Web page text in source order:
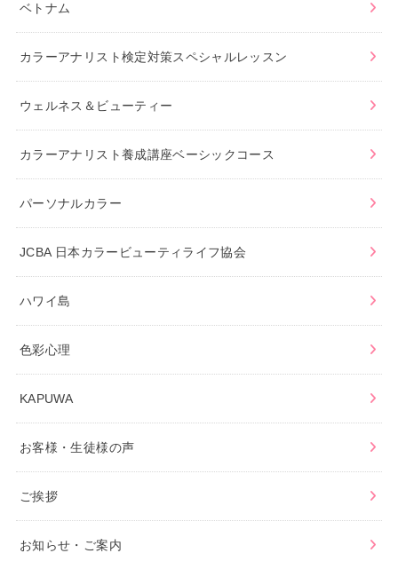
ベトナム
カラーアナリスト検定対策スペシャルレッスン
ウェルネス＆ビューティー
カラーアナリスト養成講座ベーシックコース
パーソナルカラー
JCBA 日本カラービューティライフ協会
ハワイ島
色彩心理
KAPUWA
お客様・生徒様の声
ご挨拶
お知らせ・ご案内